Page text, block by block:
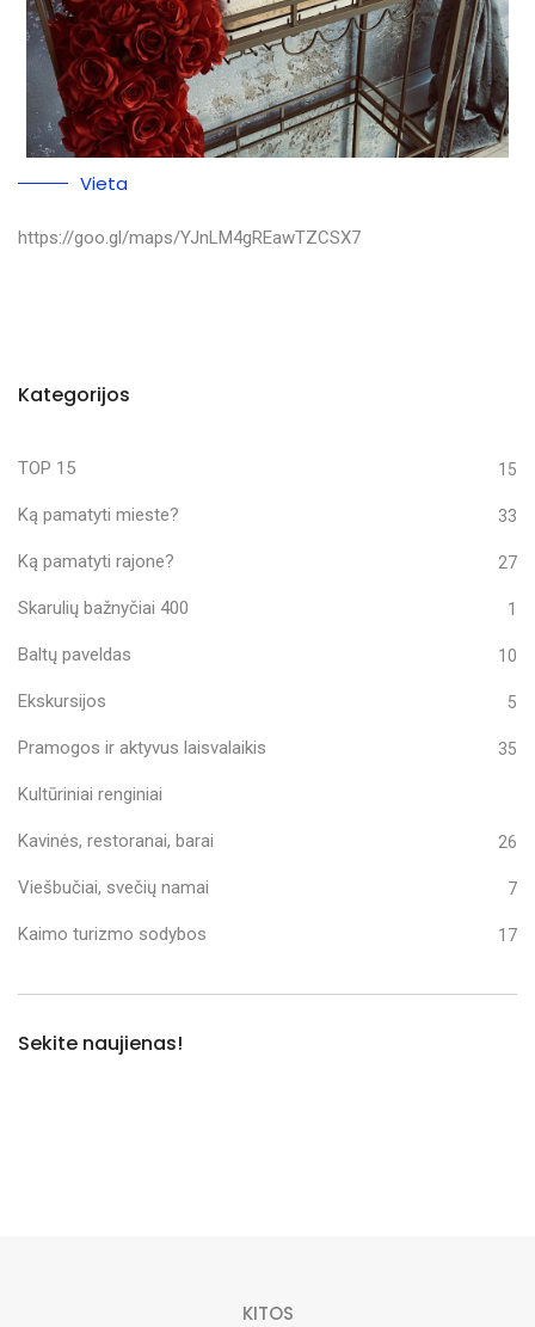
Vieta
https://goo.gl/maps/YJnLM4gREawTZCSX7
Kategorijos
TOP 15 15
Ką pamatyti mieste? 33
Ką pamatyti rajone? 27
Skarulių bažnyčiai 400 1
Baltų paveldas 10
Ekskursijos 5
Pramogos ir aktyvus laisvalaikis 35
Kultūriniai renginiai
Kavinės, restoranai, barai 26
Viešbučiai, svečių namai 7
Kaimo turizmo sodybos 17
Sekite naujienas!
KITOS